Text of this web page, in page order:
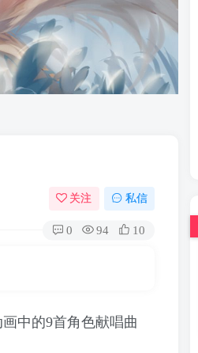
关注 私信
0 94 10
中的9首角色献唱曲